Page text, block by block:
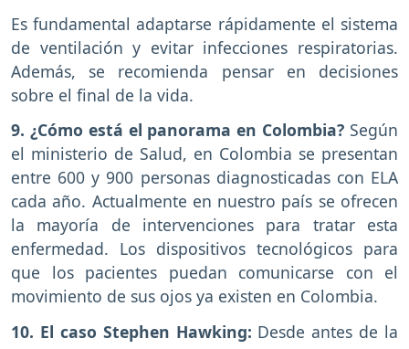
Es fundamental adaptarse rápidamente el sistema
de ventilación y evitar infecciones respiratorias.
Además, se recomienda pensar en decisiones
sobre el final de la vida.
9. ¿Cómo está el panorama en Colombia? Según
el ministerio de Salud, en Colombia se presentan
entre 600 y 900 personas diagnosticadas con ELA
cada año. Actualmente en nuestro país se ofrecen
la mayoría de intervenciones para tratar esta
enfermedad. Los dispositivos tecnológicos para
que los pacientes puedan comunicarse con el
movimiento de sus ojos ya existen en Colombia.
10. El caso Stephen Hawking: Desde antes de la